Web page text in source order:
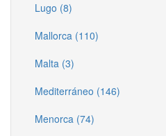
Lugo (8)
Mallorca (110)
Malta (3)
Mediterráneo (146)
Menorca (74)